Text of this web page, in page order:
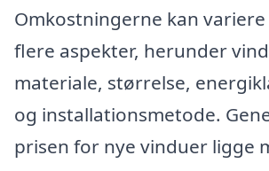
Omkostningerne kan
flere aspekter, herunder
materiale, størrelse,
og installationsmetode.
prisen for nye vinduer ligge